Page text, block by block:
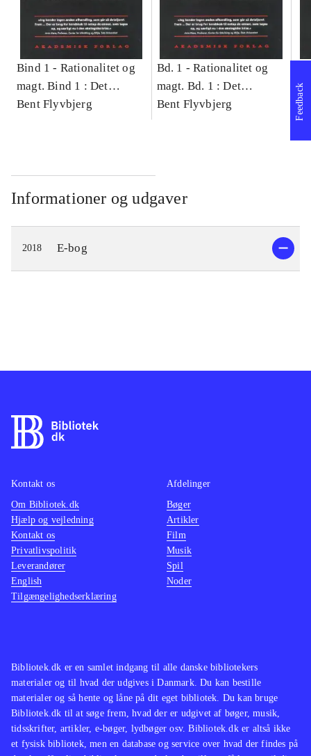
Bind 1 - Rationalitet og
magt. Bind 1 : Det
konkretes videnskab
Bent Flyvbjerg
Bd. 1 -Rationalitet og
magt. Bd. 1 : Det
konkretes videnskab
Bent Flyvbjerg
Informationer og udgaver
2018 E-bog
Feedback
Bibliotek.dk er en samlet indgang til alle danske bibliotekers
materialer og til hvad der udgives i Danmark. Du kan bestille
materialer og så hente og låne på dit eget bibliotek. Du kan bruge
Bibliotek.dk til at søge frem, hvad der er udgivet af bøger, musik,
tidsskrifter, artikler, e-bøger, lydbøger osv. Bibliotek.dk er altså ikke
et fysisk bibliotek, men en database og service over hvad der findes på
Kontakt os
Om Bibliotek.dk
Hjælp og vejledning
Kontakt os
Privatlivspolitik
Leverandører
English
Tilgængelighedserklæring
Afdelinger
Bøger
Artikler
Film
Musik
Spil
Noder